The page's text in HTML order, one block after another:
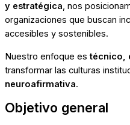
y estratégica, nos
organizaciones que buscan
accesibles y sostenibles.
Nuestro enfoque estécnico,
transformar las culturas
neuroafirmativa.
Objetivo general